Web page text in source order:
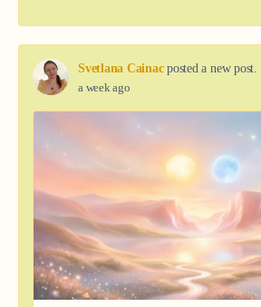
Svetlana Cainacposted a new post.
a week ago